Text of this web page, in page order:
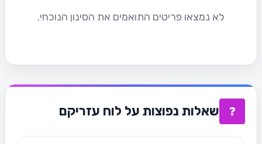
לא נמצאו פריטים התואמים את הסינון הנוכחי.
❓ שאלות נפוצות על לוח עזריקם